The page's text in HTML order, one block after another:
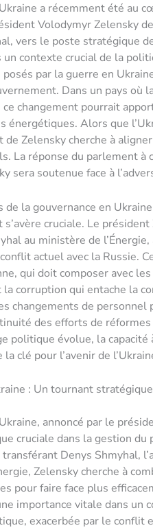
a récemment été au
Volodymyr Zelensky
vers le poste stratégique
un contexte crucial de la
par la guerre en
Dans un pays où
changement pourrait
énergétiques. Alors que
Zelensky cherche à
La réponse du parlement à
sera soutenue face à
la gouvernance en
cruciale. Le président
au ministère de l’Énergie,
actuel avec la Russie.
qui doit composer avec
corruption qui entache la
changements de
des efforts de
politique évolue, la capacité
clé pour l’avenir de
: Un tournant stratégique
annoncé par le
cruciale dans la gestion du
Denys Shmyhal,
Zelensky cherche à
pour faire face plus
importance vitale dans un
exacerbée par le conflit